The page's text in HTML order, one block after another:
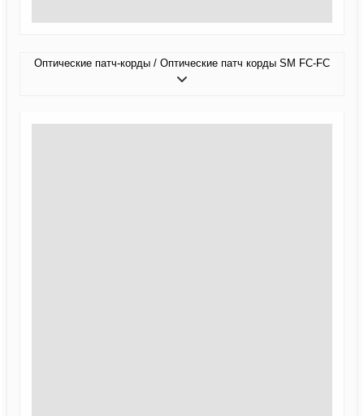
Оптические патч-корды / Оптические патч корды SM FC-FC